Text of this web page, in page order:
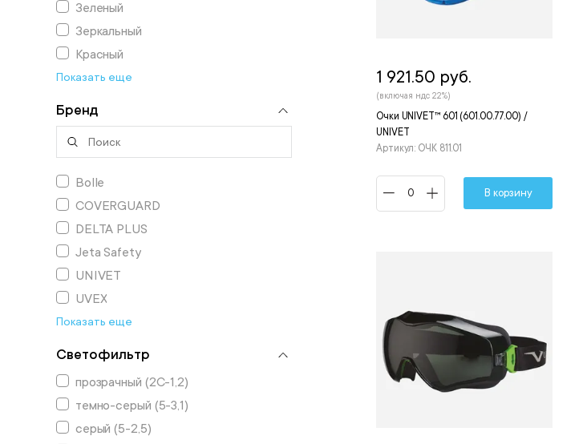
Зеленый
Зеркальный
Красный
Показать еще
Бренд
Bolle
COVERGUARD
DELTA PLUS
Jeta Safety
UNIVET
UVEX
Показать еще
Светофильтр
прозрачный (2С-1,2)
темно-серый (5-3,1)
серый (5-2,5)
Очки UNIVET™ 601 (601.00.77.00) /
UNIVET
Артикул: ОЧК 811.01
1 921.50 руб.
(включая ндс 22%)
В корзину